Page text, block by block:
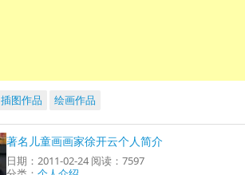
插图作品 绘画作品
著名儿童画画家徐开云个人简介
日期：2011-02-24 阅读：7597